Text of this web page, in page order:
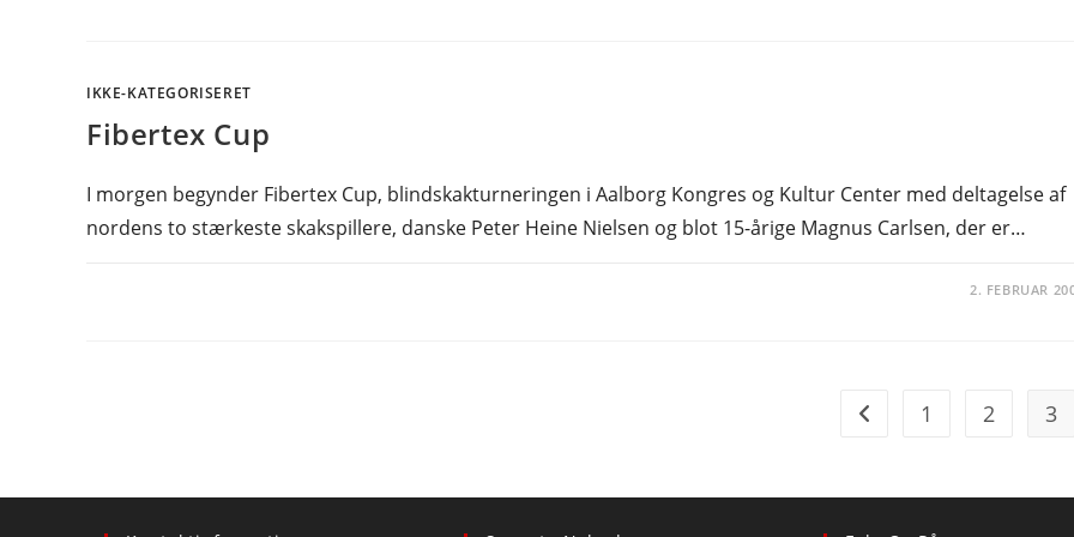
IKKE-KATEGORISERET
Fibertex Cup
I morgen begynder Fibertex Cup, blindskakturneringen i Aalborg Kongres og Kultur Center med deltagelse af
nordens to stærkeste skakspillere, danske Peter Heine Nielsen og blot 15-årige Magnus Carlsen, der er…
2. FEBRUAR
Go to the previous page
1 2 3